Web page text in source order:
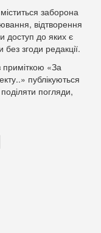
заборона
відтворення
доступ до яких є
згоди редакції.
«За
публікуються
погляди,